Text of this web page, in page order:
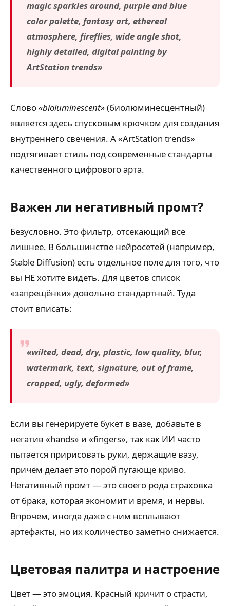
magic sparkles around, purple and blue
color palette, fantasy art, ethereal
atmosphere, fireflies, wide angle shot,
highly detailed, digital painting by
ArtStation trends»
Слово«bioluminescent»(биолюминесцентный)
является здесь спусковым крючком для создания
внутреннего свечения. А «ArtStation trends»
подтягивает стиль под современные стандарты
качественного цифрового арта.
Важен ли негативный промт?
Безусловно. Это фильтр, отсекающий всё
лишнее. В большинстве нейросетей (например,
Stable Diffusion) есть отдельное поле для того, что
вы НЕ хотите видеть. Для цветов список
«запрещёнки» довольно стандартный. Туда
стоит вписать:
«wilted, dead, dry, plastic, low quality, blur,
watermark, text, signature, out of frame,
cropped, ugly, deformed»
Если вы генерируете букет в вазе, добавьте в
негатив «hands» и «fingers», так как ИИ часто
пытается пририсовать руки, держащие вазу,
причём делает это порой пугающе криво.
Негативный промт — это своего рода страховка
от брака, которая экономит и время, и нервы.
Впрочем, иногда даже с ним всплывают
артефакты, но их количество заметно снижается.
Цветовая палитра и настроение
Цвет — это эмоция. Красный кричит о страсти,